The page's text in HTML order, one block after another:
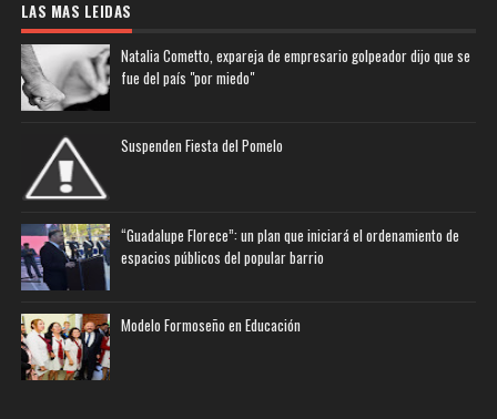
LAS MAS LEIDAS
Natalia Cometto, expareja de empresario golpeador dijo que se
fue del país "por miedo"
Suspenden Fiesta del Pomelo
“Guadalupe Florece”: un plan que iniciará el ordenamiento de
espacios públicos del popular barrio
Modelo Formoseño en Educación